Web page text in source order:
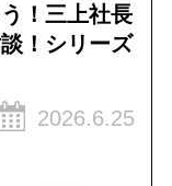
！三上社長
！シリーズ
2026.6.25